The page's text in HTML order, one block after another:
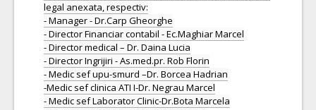
legal anexata, respectiv:
- Manager - Dr.Carp Gheorghe
- Director Financiar contabil - Ec.Maghiar Marcel
- Director medical – Dr. Daina Lucia
- Director Ingrijiri - As.med.pr. Rob Florin
- Medic sef upu-smurd –Dr. Borcea Hadrian
-Medic sef clinica ATI I-Dr. Negrau Marcel
- Medic sef Laborator Clinic-Dr.Bota Marcela